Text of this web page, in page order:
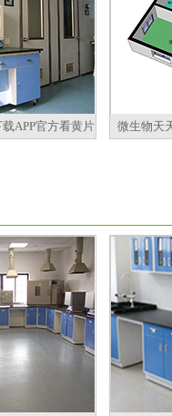
APP官方看黄片 微生物天